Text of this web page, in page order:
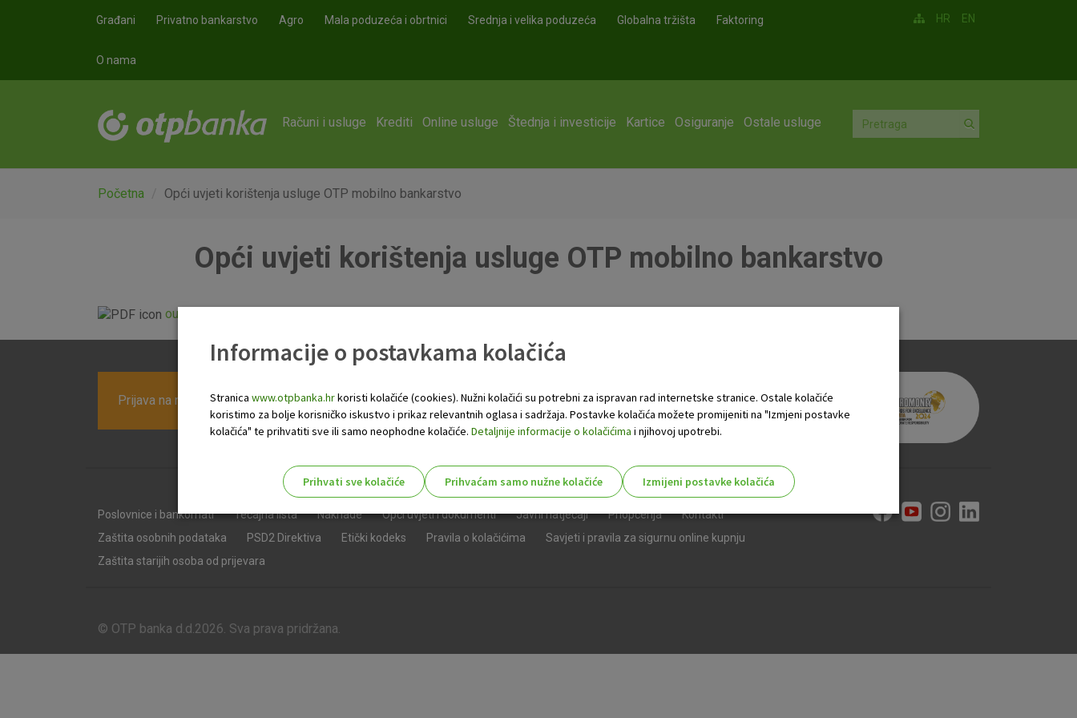
Građani Privatno bankarstvo Agro Mala poduzeća i obrtnici Srednja i velika poduzeća Globalna tržišta Faktoring
O nama
HR EN
Računi i usluge Krediti Online usluge Štednja i investicije Kartice Osiguranje Ostale usluge
Početna Opći uvjeti korištenja usluge OTP mobilno bankarstvo
Opći uvjeti korištenja usluge OTP mobilno bankarstvo
ou_m-banking_20130306.pdf
Prijava na newsletter OTP banke
Poslovnice i bankomati Tečajna lista Naknade Opći uvjeti i dokumenti Javni natječaji Priopćenja
Kontakti
Zaštita osobnih podataka
PSD2 Direktiva Etički kodeks Pravila o kolačićima
Savjeti i pravila za sigurnu online kupnju
Zaštita starijih osoba od prijevara
© OTP banka d.d.2026. Sva prava pridržana.
Informacije o postavkama kolačića
Stranica www.otpbanka.hrkoristi kolačiće (cookies). Nužni kolačići su potrebni za ispravan rad internetske stranice. Ostale kolačiće
koristimo za bolje korisničko iskustvo i prikaz relevantnih oglasa i sadržaja. Postavke kolačića možete promijeniti na "Izmjeni postavke
kolačića" te prihvatiti sve ili samo neophodne kolačiće. Detaljnije informacije o kolačićima i njihovoj upotrebi.
Prihvati sve kolačiće Prihvaćam samo nužne kolačiće
Izmijeni postavke kolačića